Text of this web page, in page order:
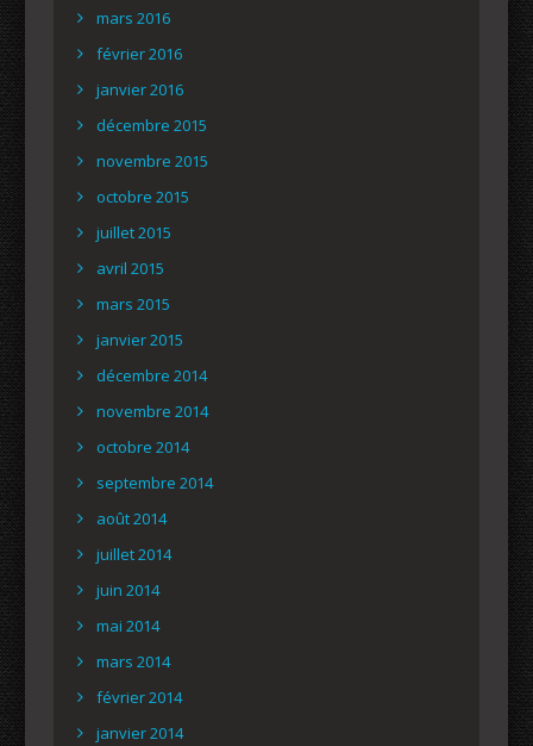
mars 2016
février 2016
janvier 2016
décembre 2015
novembre 2015
octobre 2015
juillet 2015
avril 2015
mars 2015
janvier 2015
décembre 2014
novembre 2014
octobre 2014
septembre 2014
août 2014
juillet 2014
juin 2014
mai 2014
mars 2014
février 2014
janvier 2014